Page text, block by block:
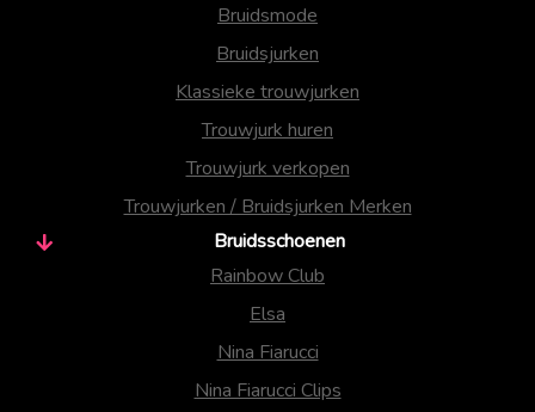
Bruidsmode
Bruidsjurken
Klassieke trouwjurken
Trouwjurk huren
Trouwjurk verkopen
Trouwjurken / Bruidsjurken Merken
Bruidsschoenen
Rainbow Club
Elsa
Nina Fiarucci
Nina Fiarucci Clips